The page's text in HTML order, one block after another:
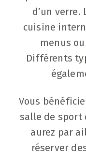
d’un
cuisine
menus
Différents
Vous
salle de sport
aurez par
réserver